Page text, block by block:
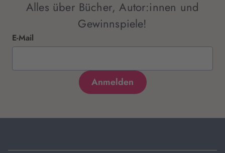
Alles über Bücher, Autor:innen und
Gewinnspiele!
E-Mail